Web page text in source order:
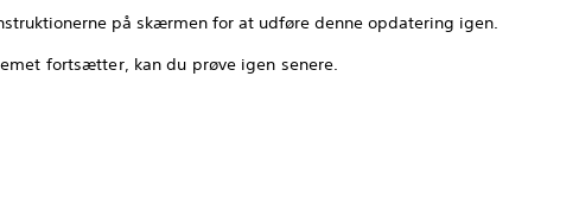
på skærmen for at udføre denne opdatering igen.
fortsætter, kan du prøve igen senere.